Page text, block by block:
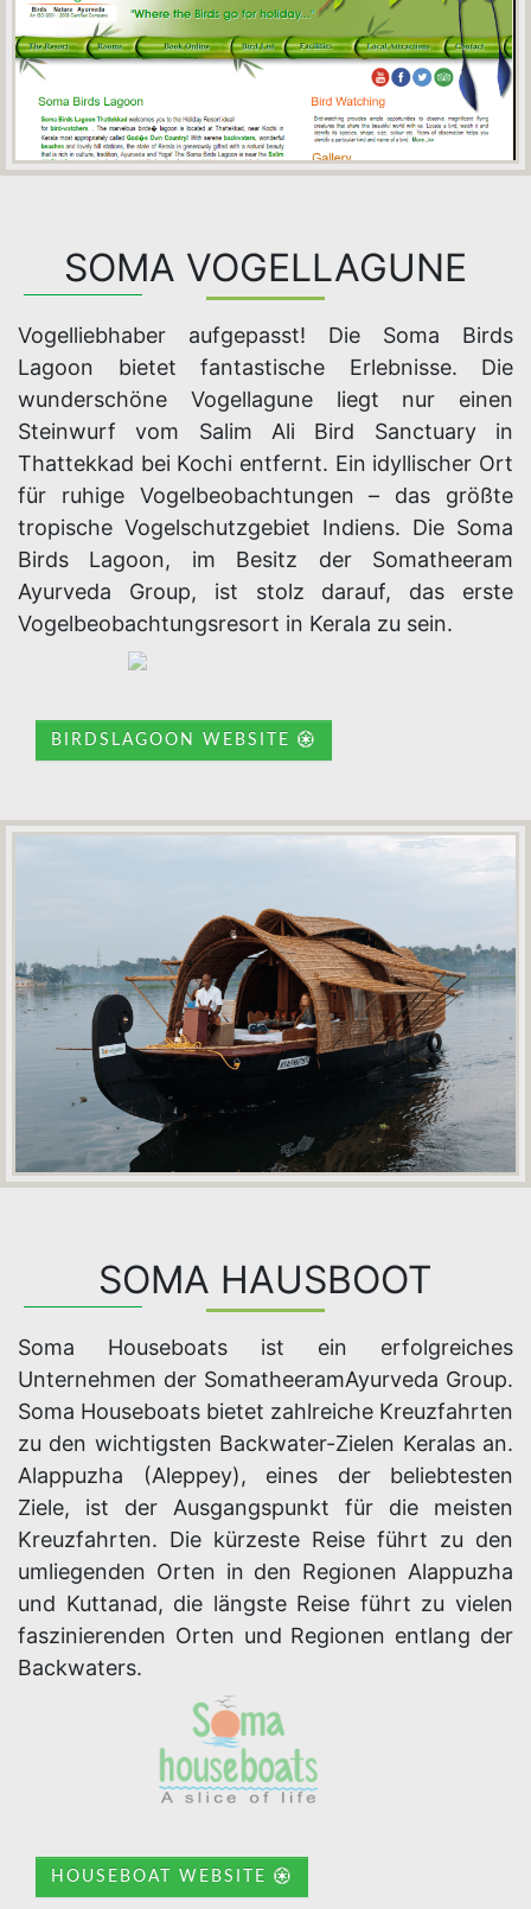
SOMA VOGELLAGUNE
Vogelliebhaber aufgepasst! Die Soma Birds
Lagoon bietet fantastische Erlebnisse. Die
wunderschöne Vogellagune liegt nur einen
Steinwurf vom Salim Ali Bird Sanctuary in
Thattekkad bei Kochi entfernt. Ein idyllischer Ort
für ruhige Vogelbeobachtungen – das größte
tropische Vogelschutzgebiet Indiens. Die Soma
Birds Lagoon, im Besitz der Somatheeram
Ayurveda Group, ist stolz darauf, das erste
Vogelbeobachtungsresort in Kerala zu sein.
BIRDSLAGOON WEBSITE
SOMA HAUSBOOT
Soma Houseboats ist ein erfolgreiches
Unternehmen der SomatheeramAyurveda Group.
Soma Houseboats bietet zahlreiche Kreuzfahrten
zu den wichtigsten Backwater-Zielen Keralas an.
Alappuzha (Aleppey), eines der beliebtesten
Ziele, ist der Ausgangspunkt für die meisten
Kreuzfahrten. Die kürzeste Reise führt zu den
umliegenden Orten in den Regionen Alappuzha
und Kuttanad, die längste Reise führt zu vielen
faszinierenden Orten und Regionen entlang der
Backwaters.
HOUSEBOAT WEBSITE